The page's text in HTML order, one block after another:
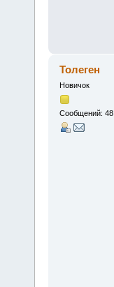
Толеген
Новичок
Сообщений: 48